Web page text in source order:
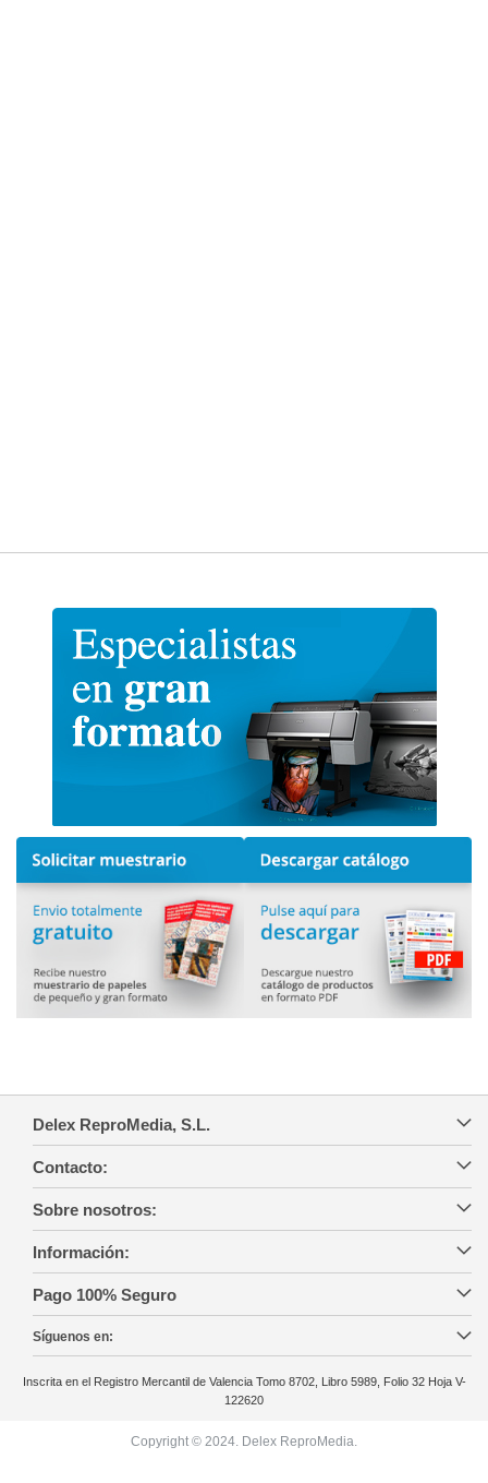
Delex ReproMedia, S.L.
Contacto:
Sobre nosotros:
Información:
Pago 100% Seguro
Síguenos en:
Inscrita en el Registro Mercantil de Valencia Tomo 8702, Libro 5989, Folio 32 Hoja V-
122620
Copyright © 2024. Delex ReproMedia.